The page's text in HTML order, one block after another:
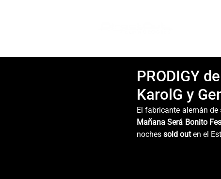
PRODIGY
KarolG y
El fabricante alemán
Mañana Será Bonito
noches sold out en el